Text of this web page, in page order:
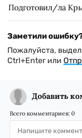
Подготовил/ла
Заметили
Пожалуйста,
Ctrl+Enter или
Добавить
Всего комментариев: 0